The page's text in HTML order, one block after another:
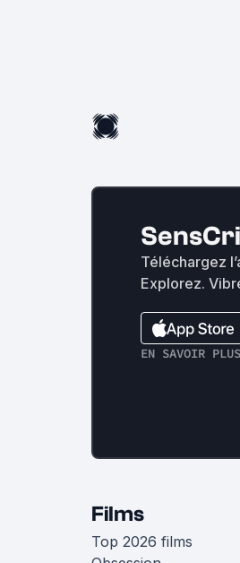
Téléchargez
Explorez.
EN SAVOIR PLUS
Films
Top 2026 films